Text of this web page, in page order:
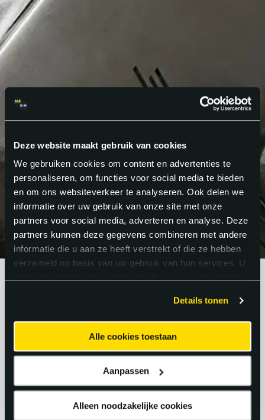
Deze website maakt gebruik van cookies
We gebruiken cookies om content en advertenties te
personaliseren, om functies voor social media te bieden
en om ons websiteverkeer te analyseren. Ook delen we
informatie over uw gebruik van onze site met onze
partners voor social media, adverteren en analyse. Deze
partners kunnen deze gegevens combineren met andere
informatie die u aan ze heeft verstrekt of die ze hebben
verzameld op basis van uw gebruik van hun services. U
Details tonen
Alle cookies toestaan
Aanpassen
Alleen noodzakelijke cookies
WAT ZEGGEN
PARTNERS.
“PERSOONLIJK, OPEN COMMUNICATIE,
Miranda Wolda - Partner van AXS
Techniek
“SNEL, GOEDE COMMUNICATIE, INZICHT
IN WAT WIJ NODIG HEBBEN.”